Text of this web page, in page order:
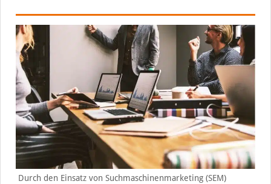
Durch den Einsatz von Suchmaschinenmarketing (SEM)